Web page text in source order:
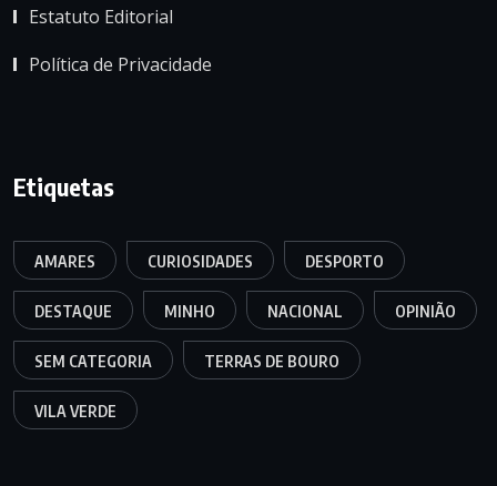
Estatuto Editorial
Política de Privacidade
Etiquetas
AMARES CURIOSIDADES DESPORTO
DESTAQUE MINHO NACIONAL OPINIÃO
SEM CATEGORIA TERRAS DE BOURO
VILA VERDE